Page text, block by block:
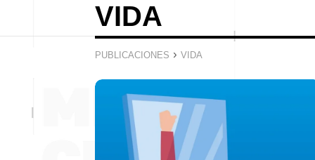
VIDA
PUBLICACIONES › VIDA